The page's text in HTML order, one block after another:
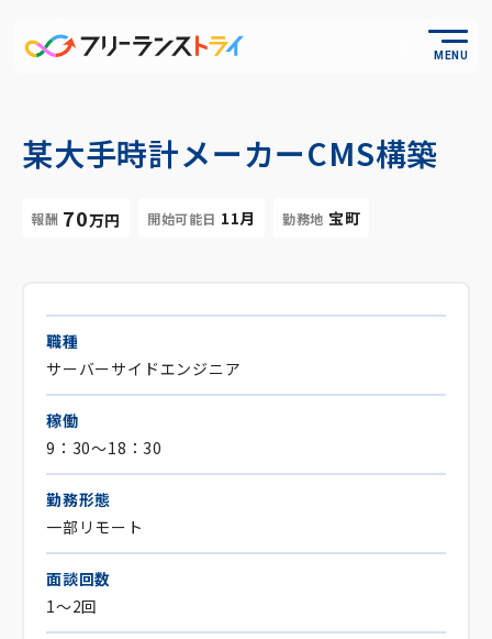
MENU
某大手時計メーカーCMS構築
報酬 70万円 開始可能日 11月 勤務地 宝町
職種
サーバーサイドエンジニア
稼働
9：30～18：30
勤務形態
一部リモート
面談回数
1～2回